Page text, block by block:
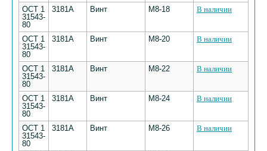
ОСТ 1
31543-
80
3181А Винт М8-18 В наличии
ОСТ 1
31543-
80
3181А Винт М8-20 В наличии
ОСТ 1
31543-
80
3181А Винт М8-22 В наличии
ОСТ 1
31543-
80
3181А Винт М8-24 В наличии
ОСТ 1
31543-
80
3181А Винт М8-26 В наличии